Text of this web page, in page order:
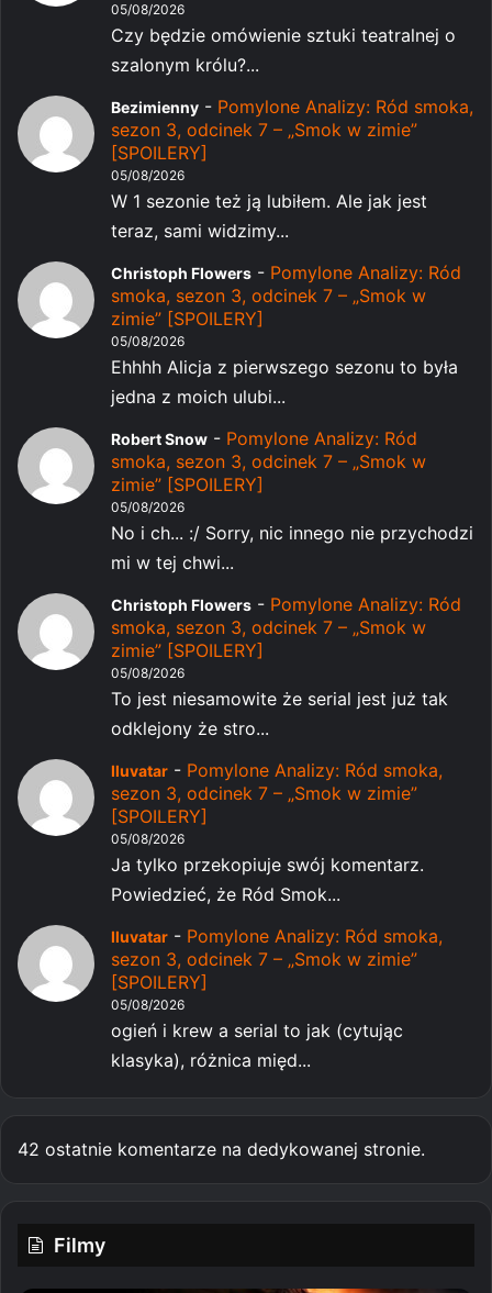
05/08/2026
Czy będzie omówienie sztuki teatralnej o
szalonym królu?...
Bezimienny - Pomylone Analizy: Ród smoka,
sezon 3, odcinek 7 – „Smok w zimie”
[SPOILERY]
05/08/2026
W 1 sezonie też ją lubiłem. Ale jak jest
teraz, sami widzimy...
Christoph Flowers - Pomylone Analizy: Ród
smoka, sezon 3, odcinek 7 – „Smok w
zimie” [SPOILERY]
05/08/2026
Ehhhh Alicja z pierwszego sezonu to była
jedna z moich ulubi...
Robert Snow - Pomylone Analizy: Ród
smoka, sezon 3, odcinek 7 – „Smok w
zimie” [SPOILERY]
05/08/2026
No i ch... :/ Sorry, nic innego nie przychodzi
mi w tej chwi...
Christoph Flowers - Pomylone Analizy: Ród
smoka, sezon 3, odcinek 7 – „Smok w
zimie” [SPOILERY]
05/08/2026
To jest niesamowite że serial jest już tak
odklejony że stro...
Iluvatar - Pomylone Analizy: Ród smoka,
sezon 3, odcinek 7 – „Smok w zimie”
[SPOILERY]
05/08/2026
Ja tylko przekopiuje swój komentarz.
Powiedzieć, że Ród Smok...
Iluvatar - Pomylone Analizy: Ród smoka,
sezon 3, odcinek 7 – „Smok w zimie”
[SPOILERY]
05/08/2026
ogień i krew a serial to jak (cytując
klasyka), różnica międ...
42 ostatnie komentarze na dedykowanej stronie.
Filmy